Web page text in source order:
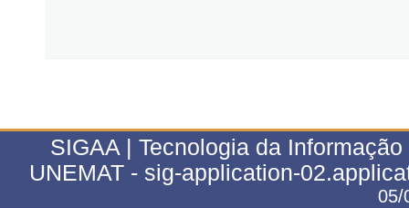
SIGAA | Tecnologia da
UNEMAT - sig-application-
05/